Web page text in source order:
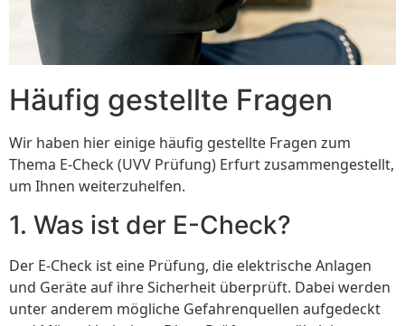
Häufig gestellte Fragen
Wir haben hier einige häufig gestellte Fragen zum
Thema E-Check (UVV Prüfung) Erfurt zusammengestellt,
um Ihnen weiterzuhelfen.
1. Was ist der E-Check?
Der E-Check ist eine Prüfung, die elektrische Anlagen
und Geräte auf ihre Sicherheit überprüft. Dabei werden
unter anderem mögliche Gefahrenquellen aufgedeckt